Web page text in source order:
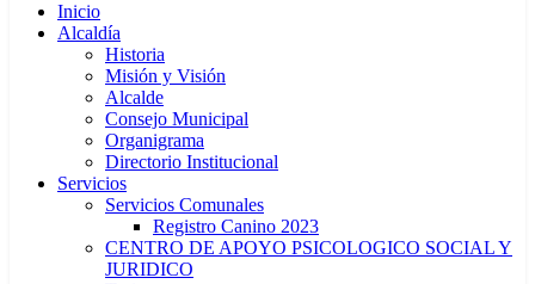
Inicio
Alcaldía
Historia
Misión y Visión
Alcalde
Consejo Municipal
Organigrama
Directorio Institucional
Servicios
Servicios Comunales
Registro Canino 2023
CENTRO DE APOYO PSICOLOGICO SOCIAL Y
JURIDICO